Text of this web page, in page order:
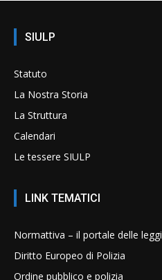
SIULP
Statuto
La Nostra Storia
La Struttura
Calendari
Le tessere SIULP
LINK TEMATICI
Normattiva – il portale delle leggi
Diritto Europeo di Polizia
Ordine pubblico e polizia